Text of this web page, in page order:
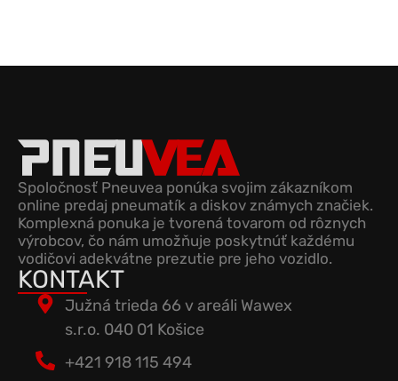
Spoločnosť Pneuvea ponúka svojim zákazníkom
online predaj pneumatík a diskov známych značiek.
Komplexná ponuka je tvorená tovarom od rôznych
výrobcov, čo nám umožňuje poskytnúť každému
vodičovi adekvátne prezutie pre jeho vozidlo.
KONTAKT
Južná trieda 66 v areáli Wawex
s.r.o. 040 01 Košice
+421 918 115 494